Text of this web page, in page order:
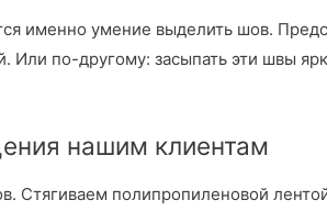
именно умение выделить шов.
Или по-другому: засыпать эти швы
нашим клиентам
полипропиленовой